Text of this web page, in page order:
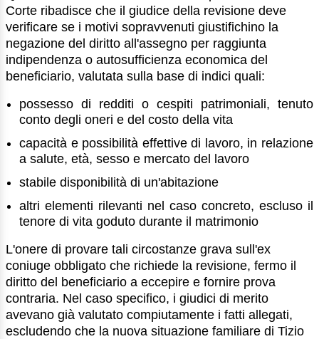
Corte ribadisce che il giudice della revisione deve
verificare se i motivi sopravvenuti giustifichino la
negazione del diritto all'assegno per raggiunta
indipendenza o autosufficienza economica del
beneficiario, valutata sulla base di indici quali:
possesso di redditi o cespiti patrimoniali, tenuto
conto degli oneri e del costo della vita
capacità e possibilità effettive di lavoro, in relazione
a salute, età, sesso e mercato del lavoro
stabile disponibilità di un'abitazione
altri elementi rilevanti nel caso concreto, escluso il
tenore di vita goduto durante il matrimonio
L'onere di provare tali circostanze grava sull'ex
coniuge obbligato che richiede la revisione, fermo il
diritto del beneficiario a eccepire e fornire prova
contraria. Nel caso specifico, i giudici di merito
avevano già valutato compiutamente i fatti allegati,
escludendo che la nuova situazione familiare di Tizio